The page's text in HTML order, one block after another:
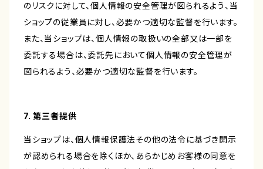
のリスクに対して、個人情報の安全管理が図られるよう、当
ショップの従業員に対し、必要かつ適切な監督を行います。
また、当ショップは、個人情報の取扱いの全部又は一部を
委託する場合は、委託先において個人情報の安全管理が
図られるよう、必要かつ適切な監督を行います。
7. 第三者提供
当ショップは、個人情報保護法その他の法令に基づき開示
が認められる場合を除くほか、あらかじめお客様の同意を